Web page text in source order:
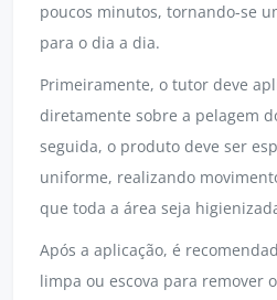
poucos minutos, tornando-se
para o dia a dia.
Primeiramente, o tutor deve
diretamente sobre a pelagem
seguida, o produto deve ser
uniforme, realizando
que toda a área seja
Após a aplicação, é
limpa ou escova para remover